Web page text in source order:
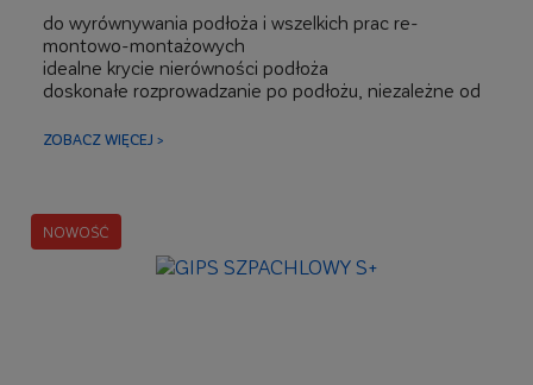
do wyrównywania podłoża i wszelkich prac re-
montowo-montażowych
idealne krycie nierówności podłoża
doskonałe rozprowadzanie po podłożu, niezależne od
wysoka wytrzymałość
ZOBACZ WIĘCEJ >
NOWOŚĆ